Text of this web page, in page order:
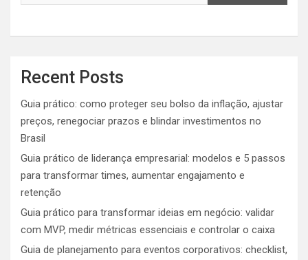
Recent Posts
Guia prático: como proteger seu bolso da inflação, ajustar
preços, renegociar prazos e blindar investimentos no
Brasil
Guia prático de liderança empresarial: modelos e 5 passos
para transformar times, aumentar engajamento e
retenção
Guia prático para transformar ideias em negócio: validar
com MVP, medir métricas essenciais e controlar o caixa
Guia de planejamento para eventos corporativos: checklist,